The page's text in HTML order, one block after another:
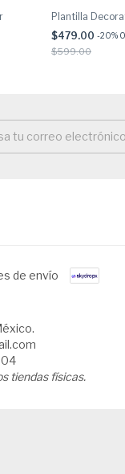
Plantilla
$479.00 -20%
$599.00
de envío
tiendas físicas.